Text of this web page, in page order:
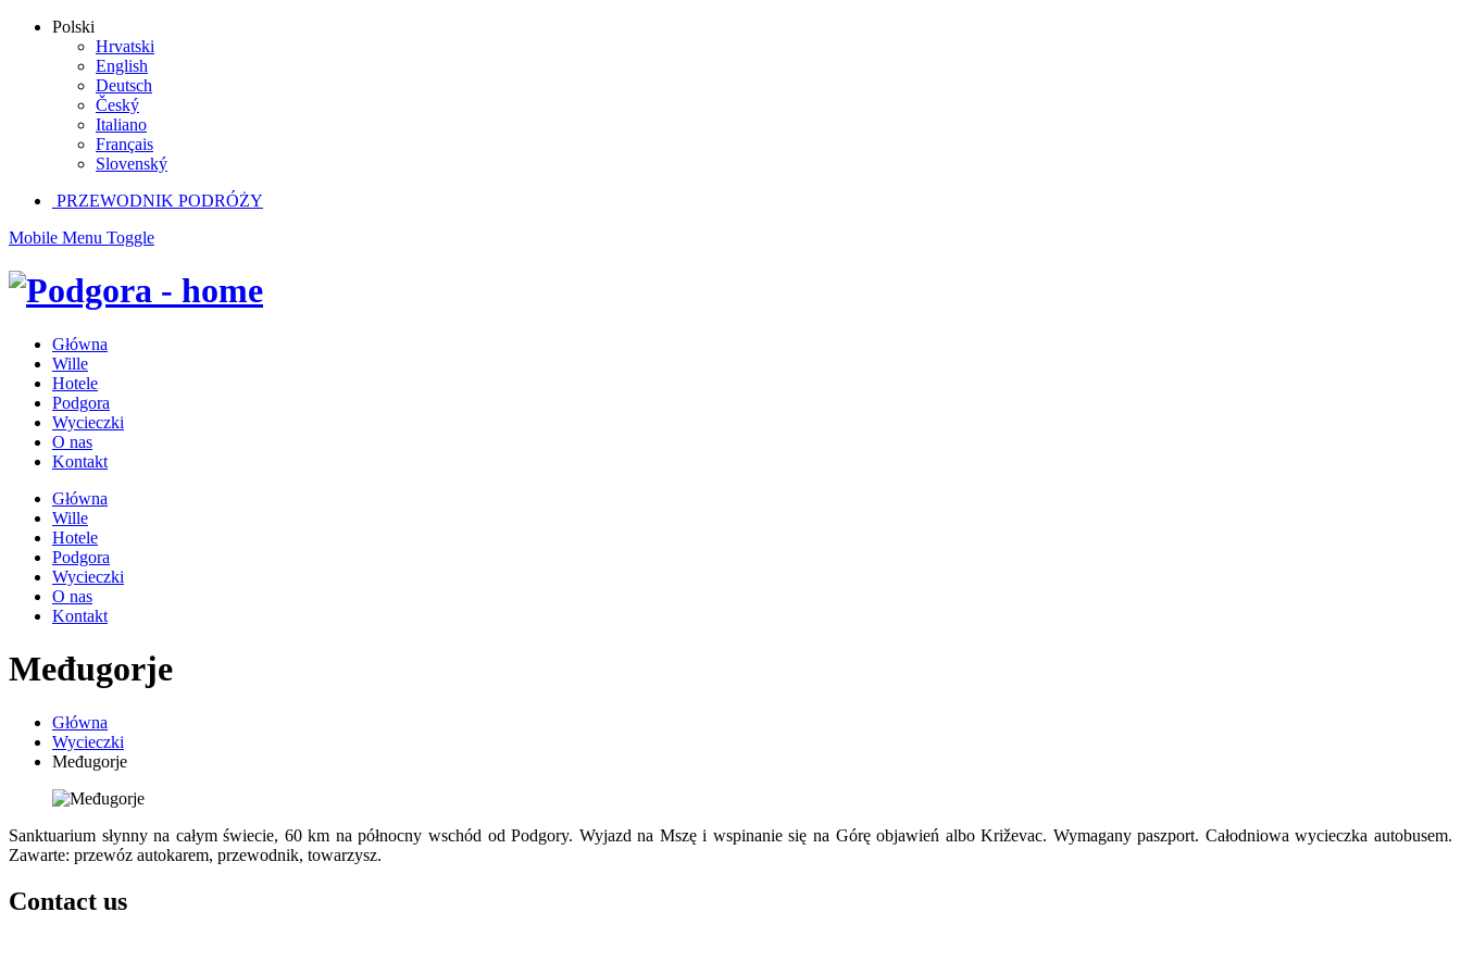
Polski
Hrvatski
English
Deutsch
Český
Italiano
Français
Slovenský
PRZEWODNIK PODRÓŻY
Mobile Menu Toggle
Główna
Wille
Hotele
Podgora
Wycieczki
O nas
Kontakt
Główna
Wille
Hotele
Podgora
Wycieczki
O nas
Kontakt
Međugorje
Główna
Wycieczki
Međugorje
Sanktuarium słynny na całym świecie, 60 km na północny wschód od Podgory. Wyjazd na Mszę i wspinanie się na Górę objawień albo Križevac. Wymagany paszport. Całodniowa wycieczka autobusem.
Zawarte: przewóz autokarem, przewodnik, towarzysz.
Contact us